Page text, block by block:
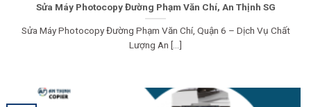
Sửa Máy Photocopy Đường Phạm Văn Chí, An Thịnh SG
Sửa Máy Photocopy Đường Phạm Văn Chí, Quận 6 – Dịch Vụ Chất
Lượng An [...]